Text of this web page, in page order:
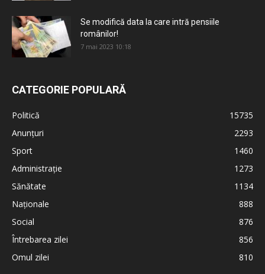
Se modifică data la care intră pensiile
românilor!
7 mai 2023 10:18
CATEGORIE POPULARĂ
Politică
15735
Anunțuri
2293
Sport
1460
Administrație
1273
Sănătate
1134
Naționale
888
Social
876
Întrebarea zilei
856
Omul zilei
810